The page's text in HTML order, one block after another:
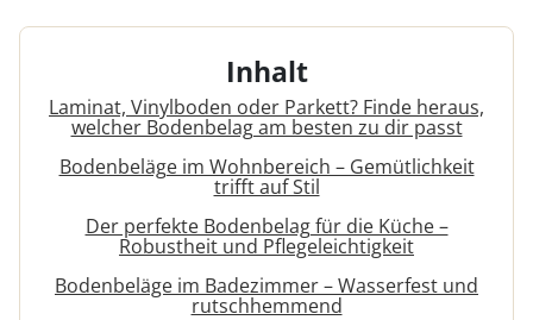
Inhalt
Laminat, Vinylboden oder Parkett? Finde heraus,
welcher Bodenbelag am besten zu dir passt
Bodenbeläge im Wohnbereich – Gemütlichkeit
trifft auf Stil
Der perfekte Bodenbelag für die Küche –
Robustheit und Pflegeleichtigkeit
Bodenbeläge im Badezimmer – Wasserfest und
rutschhemmend